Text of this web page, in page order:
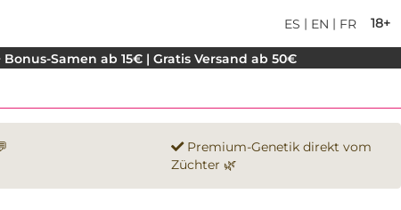
18+
ES | EN | FR
Samen ab 15€ | Gratis Versand ab 50€
Premium-Genetik direkt vom
Züchter 🌿